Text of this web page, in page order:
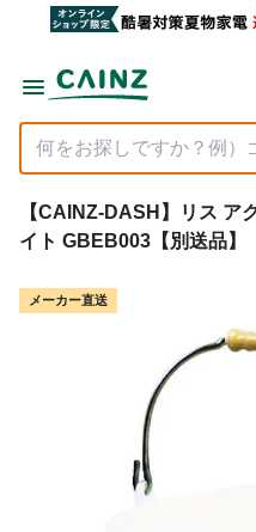
【CAINZ-DASH】リス
イト GBEB003【別送品】
メーカー直送